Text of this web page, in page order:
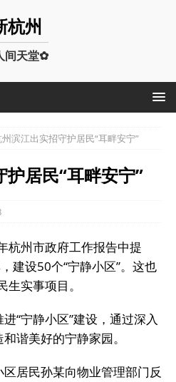
杭州
间天堂✿
滨江出实招守护居民“耳畔安宁”
居民“耳畔安宁”
杭州市政府工作报告中提
建设50个“宁静小区”。这也
实事项目。
“宁静小区”建设，通过深入
谐美好的宁静家园。
居民孙某向物业管理部门反